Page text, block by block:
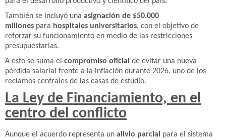
También se incluyó una asignación de $50.000
millones para hospitales universitarios, con el objetivo de
reforzar su funcionamiento en medio de las restricciones
presupuestarias.
A esto se suma el compromiso oficial de evitar una nueva
pérdida salarial frente a la inflación durante 2026, uno de los
reclamos centrales de las casas de estudio.
La Ley de Financiamiento, en el
centro del conflicto
Aunque el acuerdo representa un alivio parcial
para el sistema